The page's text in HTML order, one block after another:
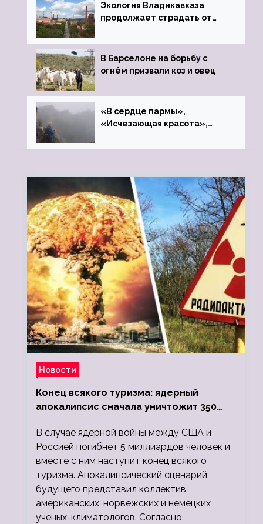
Экология Владикавказа
продолжает страдать от
В Барселоне на борьбу с
огнём призвали коз и овец
«В сердце пармы»,
«Исчезающая красота»,
Новости
Конец всякого туризма: ядерный
апокалипсис сначала уничтожит 350
людей
В случае ядерной войны между США и
Россией погибнет 5 миллиардов человек и
вместе с ним наступит конец всякого
туризма. Апокалипсический сценарий
будущего представил коллектив
американских, норвежских и немецких
ученых-климатологов. Согласно